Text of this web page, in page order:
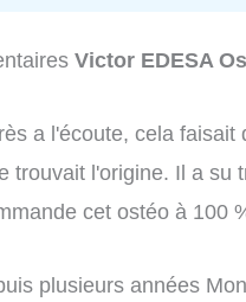
Victor EDESA
a l'écoute, cela
trouvait l'origine. Il a su
cet ostéo à 100
plusieurs années